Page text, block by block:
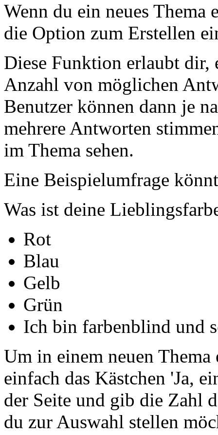
Wenn du ein neues Thema
die Option zum Erstellen
Diese Funktion erlaubt dir,
Anzahl von möglichen
Benutzer können dann je
mehrere Antworten
im Thema sehen.
Eine Beispielumfrage
Was ist deine
Rot
Blau
Gelb
Grün
Ich bin farbenblind und
Um in einem neuen
einfach das Kästchen 'Ja,
der Seite und gib die Zahl
du zur Auswahl stellen